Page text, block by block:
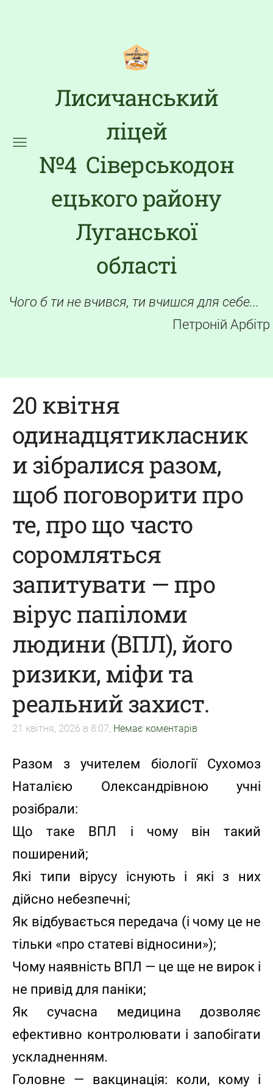
Лисичанський
ліцей
№4 Сіверськодон
ецького району
Луганської
області
Чого б ти не вчився, ти вчишся для себе...
Петроній Арбітр
20 квітня
одинадцятикласник
и зібралися разом,
щоб поговорити про
те, про що часто
соромляться
запитувати — про
вірус папіломи
людини (ВПЛ), його
ризики, міфи та
реальний захист.
21 квітня, 2026 в 8:07, Немає коментарів
Разом з учителем біології Сухомоз
Наталією Олександрівною учні
розібрали:
Що таке ВПЛ і чому він такий
поширений;
Які типи вірусу існують і які з них
дійсно небезпечні;
Як відбувається передача (і чому це не
тільки «про статеві відносини»);
Чому наявність ВПЛ — це ще не вирок і
не привід для паніки;
Як сучасна медицина дозволяє
ефективно контролювати і запобігати
ускладненням.
Головне — вакцинація: коли, кому і